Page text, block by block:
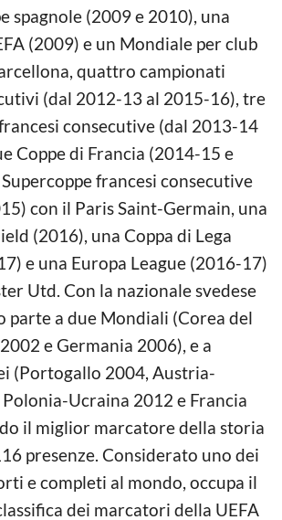
spagnole (2009 e 2010), una
(2009) e un Mondiale per club
quattro campionati
(dal 2012-13 al 2015-16), tre
consecutive (dal 2013-14
Coppe di Francia (2014-15 e
francesi consecutive
con il Paris Saint-Germain, una
(2016), una Coppa di Lega
e una Europa League (2016-17)
Utd. Con la nazionale svedese
parte a due Mondiali (Corea del
e Germania 2006), e a
(Portogallo 2004, Austria-
Ucraina 2012 e Francia
il miglior marcatore della storia
presenze. Considerato uno dei
e completi al mondo, occupa il
dei marcatori della UEFA